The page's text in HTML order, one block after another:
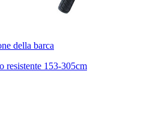
della barca
resistente 153-305cm